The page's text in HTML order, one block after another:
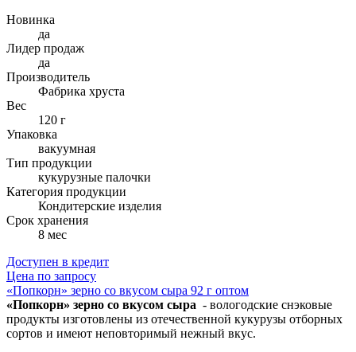
Новинка
да
Лидер продаж
да
Производитель
Фабрика хруста
Вес
120 г
Упаковка
вакуумная
Тип продукции
кукурузные палочки
Категория продукции
Кондитерские изделия
Cрок хранения
8 мес
Доступен в кредит
Цена по запросу
«Попкорн» зерно со вкусом сыра 92 г оптом
«Попкорн» зерно со вкусом сыра - вологодские снэковые
продукты изготовлены из отечественной кукурузы отборных
сортов и имеют неповторимый нежный вкус.